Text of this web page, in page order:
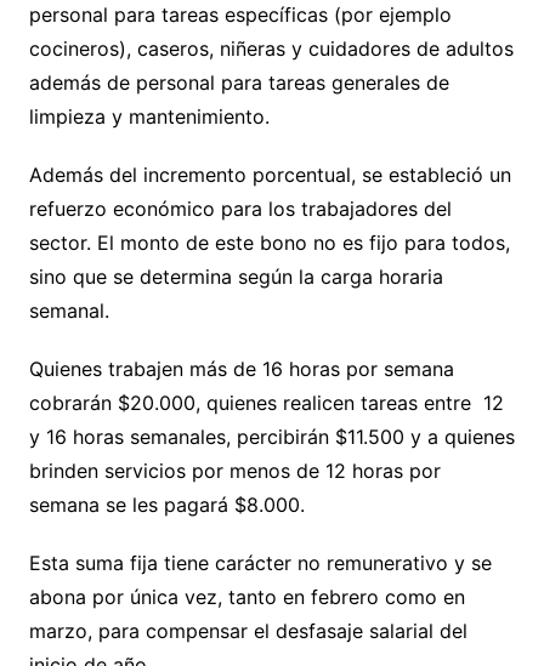
personal para tareas específicas (por ejemplo
cocineros), caseros, niñeras y cuidadores de adultos
además de personal para tareas generales de
limpieza y mantenimiento.
Además del incremento porcentual, se estableció un
refuerzo económico para los trabajadores del
sector. El monto de este bono no es fijo para todos,
sino que se determina según la carga horaria
semanal.
Quienes trabajen más de 16 horas por semana
cobrarán $20.000, quienes realicen tareas entre 12
y 16 horas semanales, percibirán $11.500 y a quienes
brinden servicios por menos de 12 horas por
semana se les pagará $8.000.
Esta suma fija tiene carácter no remunerativo y se
abona por única vez, tanto en febrero como en
marzo, para compensar el desfasaje salarial del